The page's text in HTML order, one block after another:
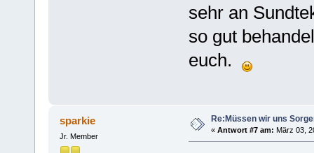
sehr an
so gut
euch.
sparkie
Jr. Member
Re:Müssen wir uns
« Antwort #7 am: März 03,